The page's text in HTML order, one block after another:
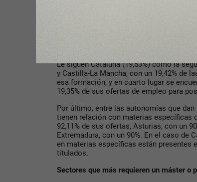
postgrado sea un MBA, la Región de
porcentuales en el último año).
Le siguen Cataluña (19,53%) como la
y Castilla-La Mancha, con un 19,42% de
esa formación, y en cuarto lugar se
19,35% de sus ofertas de empleo para
Por último, entre las autonomías que
tienen relación con materias específicas
92,11% de sus ofertas, Asturias, con un
Extremadura, con un 90%. En el caso de
en materias específicas están presentes
titulados.
Sectores que más requieren un máster o